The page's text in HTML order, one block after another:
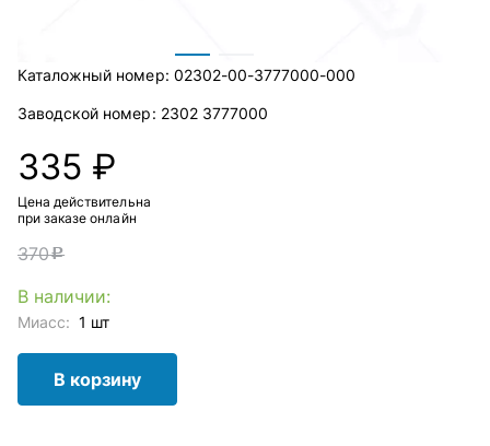
Каталожный номер: 02302-00-3777000-000
Заводской номер: 2302 3777000
335 ₽
Цена действительна
при заказе онлайн
370c
В наличии:
Миасс: 1 шт
В корзину